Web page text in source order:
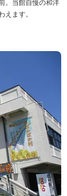
。当館自慢の和洋
ます。